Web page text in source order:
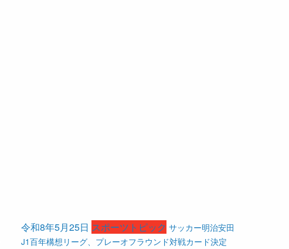
令和8年5月25日 スポーツトピック サッカー明治安田
J1百年構想リーグ、プレーオフラウンド対戦カード決定